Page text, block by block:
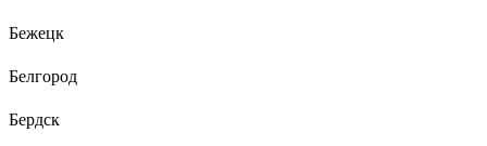
Бежецк
Белгород
Бердск